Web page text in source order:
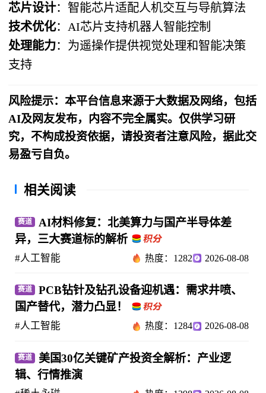
芯片设计：智能芯片适配人机交互与导航算法
技术优化：AI芯片支持机器人智能控制
处理能力：为遥操作提供视觉处理和智能决策
支持
风险提示：本平台信息来源于大数据及网络，包括
AI及网友发布，内容不完全属实。仅供学习研
究，不构成投资依据，请投资者注意风险，据此交
易盈亏自负。
相关阅读
赛道
AI材料修复：北美算力与国产半导体差
异，三大赛道标的解析
#人工智能 热度：1282 2026-08-08
赛道
PCB钻针及钻孔设备迎机遇：需求井喷、
国产替代，潜力凸显！
#人工智能 热度：1284 2026-08-08
赛道
美国30亿关键矿产投资全解析：产业逻
辑、行情推演